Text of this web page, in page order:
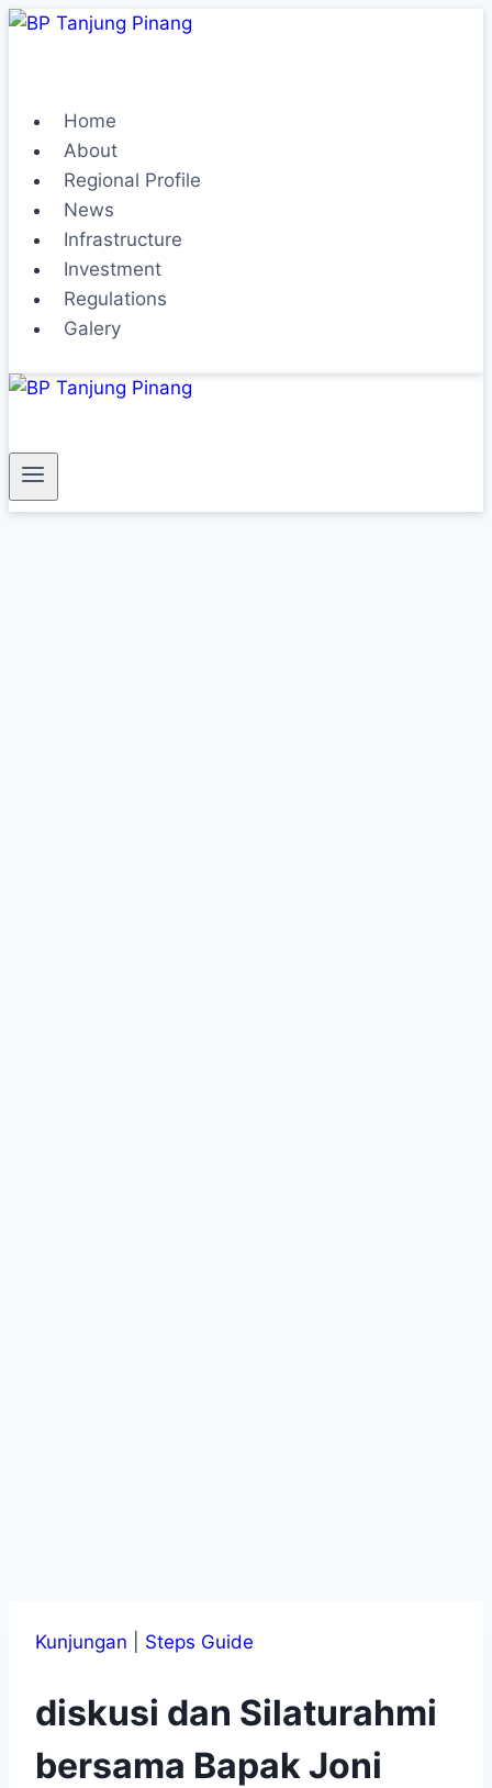
Home
About
Regional Profile
News
Infrastructure
Investment
Regulations
Galery
Kunjungan Steps Guide
diskusi dan Silaturahmi
bersama Bapak Joni